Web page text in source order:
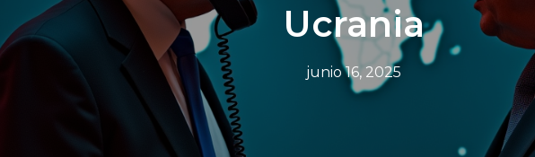
Ucrania
junio 16, 2025